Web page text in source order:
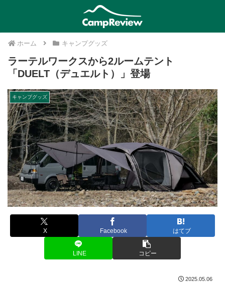
ホーム キャンプグッズ
ラーテルワークスから2ルームテント
「DUELT（デュエルト）」登場
キャンプグッズ
X Facebook はてブ
LINE コピー
2025.05.06